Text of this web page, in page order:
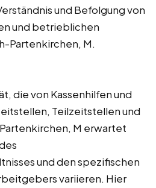
und Befolgung von
und betrieblichen
Partenkirchen, M.
die von Kassenhilfen und
Teilzeitstellen und
M erwartet
und den spezifischen
variieren. Hier